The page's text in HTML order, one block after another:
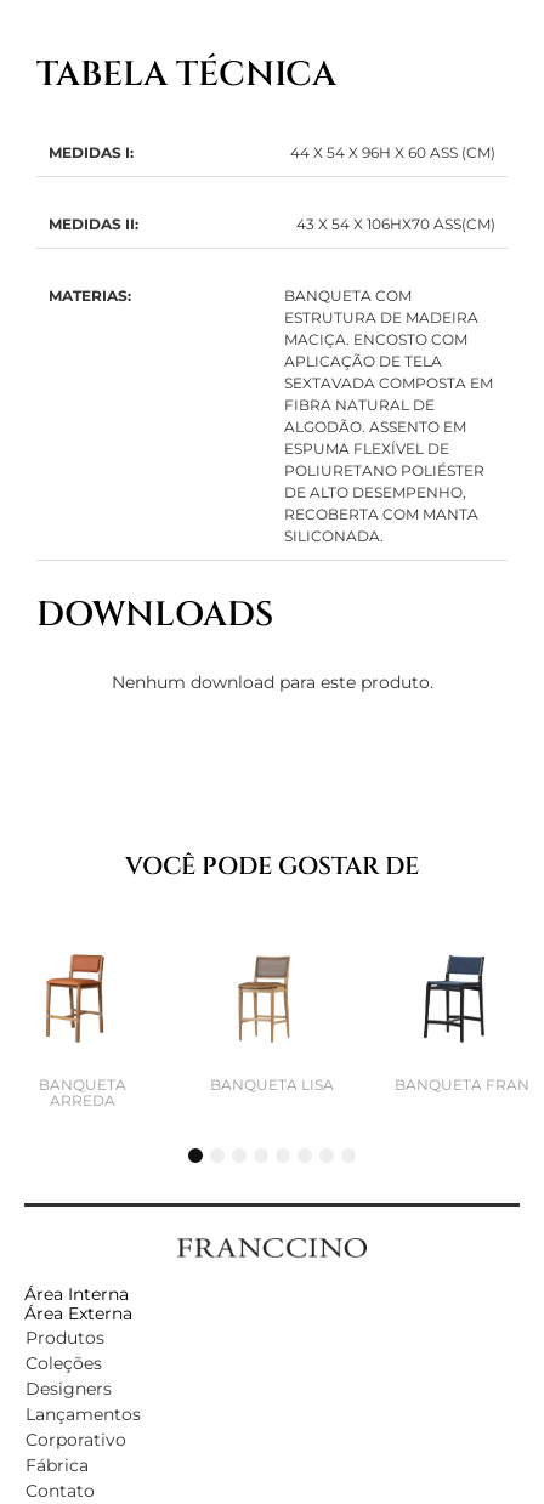
TABELA TÉCNICA
MEDIDAS I: 44 X 54 X 96H X 60 ASS (CM)
MEDIDAS II: 43 X 54 X 106HX70 ASS(CM)
MATERIAS:
BANQUETA COM
ESTRUTURA DE MADEIRA
MACIÇA. ENCOSTO COM
APLICAÇÃO DE TELA
SEXTAVADA COMPOSTA EM
FIBRA NATURAL DE
ALGODÃO. ASSENTO EM
ESPUMA FLEXÍVEL DE
POLIURETANO POLIÉSTER
DE ALTO DESEMPENHO,
RECOBERTA COM MANTA
SILICONADA.
DOWNLOADS
Nenhum download para este produto.
VOCÊ PODE GOSTAR DE
BANQUETA
ARREDA
BANQUETA LISA BANQUETA FRAN
4
Área Interna
Área Externa
Produtos
Coleções
Designers
Lançamentos
Corporativo
Fábrica
Contato